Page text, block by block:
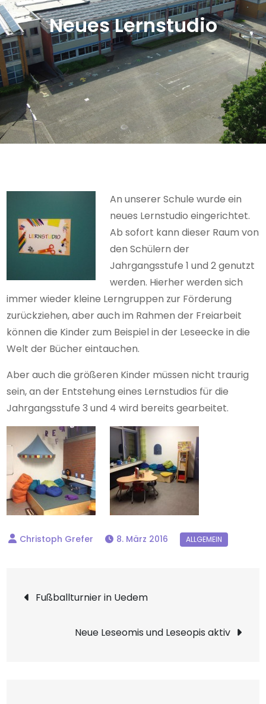
Neues Lernstudio
An unserer Schule wurde ein
neues Lernstudio eingerichtet.
Ab sofort kann dieser Raum von
den Schülern der
Jahrgangsstufe 1 und 2 genutzt
werden. Hierher werden sich
immer wieder kleine Lerngruppen zur Förderung
zurückziehen, aber auch im Rahmen der Freiarbeit
können die Kinder zum Beispiel in der Leseecke in die
Welt der Bücher eintauchen.
Aber auch die größeren Kinder müssen nicht traurig
sein, an der Entstehung eines Lernstudios für die
Jahrgangsstufe 3 und 4 wird bereits gearbeitet.
8. März 2016
Beitragsnavigation
Fußballturnier in Uedem
Neue Leseomis und Leseopis aktiv